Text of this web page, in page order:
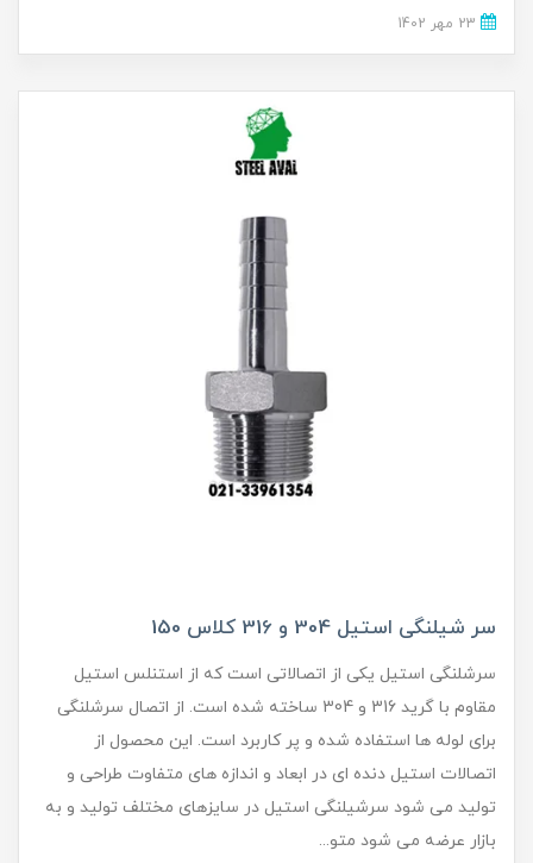
سر شیلنگی استیل 304 و 316 کلاس 150
سرشلنگی استیل یکی از اتصالاتی است که از استنلس استیل
مقاوم با گرید 316 و 304 ساخته شده است. از اتصال سرشلنگی
برای لوله ها استفاده شده و پر کاربرد است. این محصول از
اتصالات استیل دنده ای در ابعاد و اندازه های متفاوت طراحی و
تولید می شود سرشیلنگی استیل در سایزهای مختلف تولید و به
بازار عرضه می شود متو...